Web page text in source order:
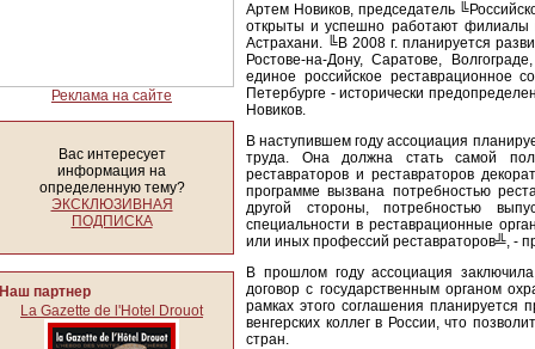
Реклама на сайте
Вас интересует
информация на
определенную тему?
ЭКСКЛЮЗИВНАЯ
ПОДПИСКА
Наш партнер
La Gazette de l'Hotel Drouot
Артем Новиков, председатель
открыты и успешно работают филиалы
Астрахани. ╚В 2008 г. планируется
Ростове-на-Дону, Саратове,
единое российское реставрационное
Петербурге - исторически
Новиков.
В наступившем году ассоциация
труда. Она должна стать самой
реставраторов и реставраторов
программе вызвана потребностью
другой стороны, потребностью
специальности в реставрационные
или иных профессий реставраторов╩, -
В прошлом году ассоциация
договор с государственным органом
рамках этого соглашения планируется
венгерских коллег в России, что
стран.